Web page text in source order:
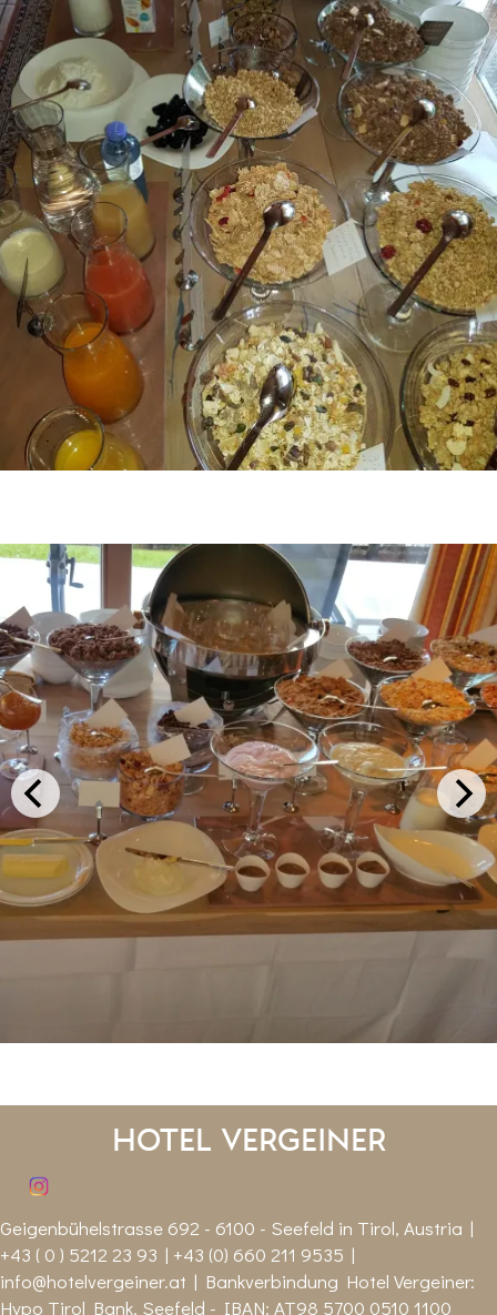
Hotel Vergeiner
Geigenbühelstrasse 692 - 6100 - Seefeld in Tirol, Austria |
+43 ( 0 ) 5212 23 93 | +43 (0) 660 211 9535 |
info@hotelvergeiner.at | Bankverbindung Hotel Vergeiner:
Hypo Tirol Bank, Seefeld - IBAN: AT98 5700 0510 1100